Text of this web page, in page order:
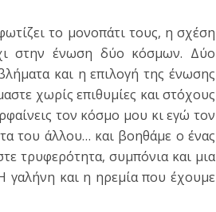
το μονοπάτι τους, η σχέση
στην ένωση δύο κόσμων. Δύο
και η επιλογή της ένωσης
χωρίς επιθυμίες και στόχους
τον κόσμο μου κι εγώ τον
του άλλου… και βοηθάμε ο ένας
τρυφερότητα, συμπόνια και μια
γαλήνη και η ηρεμία που έχουμε